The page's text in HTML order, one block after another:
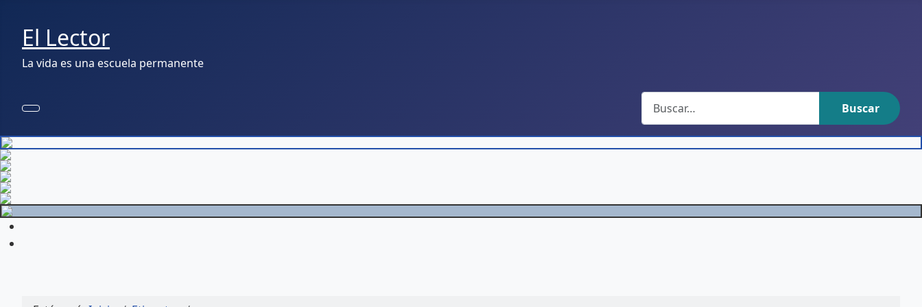
El Lector
La vida es una escuela permanente
Buscar
Buscar